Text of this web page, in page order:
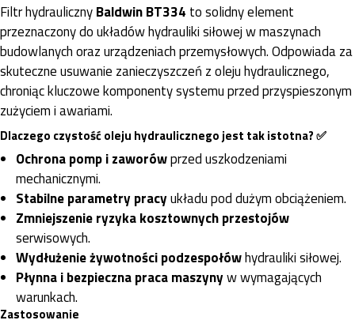
Filtr hydraulicznyBaldwin BT334 to solidny element
przeznaczony do układów hydrauliki siłowej w maszynach
budowlanych oraz urządzeniach przemysłowych. Odpowiada za
skuteczne usuwanie zanieczyszczeń z oleju hydraulicznego,
chroniąc kluczowe komponenty systemu przed przyspieszonym
zużyciem i awariami.
Dlaczego czystość oleju hydraulicznego jest tak istotna? ✅
Ochrona pomp i zaworówprzed uszkodzeniami
mechanicznymi.
Stabilne parametry pracyukładu pod dużym obciążeniem.
Zmniejszenie ryzyka kosztownych przestojów
serwisowych.
Wydłużenie żywotności podzespołówhydrauliki siłowej.
Płynna i bezpieczna praca maszynyw wymagających
warunkach.
Zastosowanie